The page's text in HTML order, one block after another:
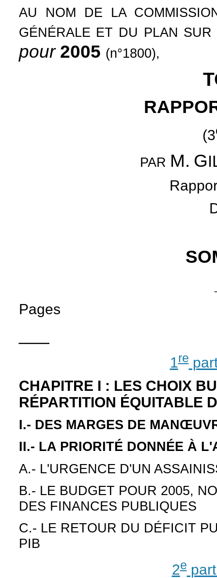
AU NOM DE LA
GÉNÉRALE ET DU PLAN SUR
pour2005 (n°1800),
(3
PAR M. G
Pages
1re
CHAPITRE I : LES CHOIX
RÉPARTITION ÉQUITABLE
I.- DES MARGES DE MAN
II.- LA PRIORITÉ DONNÉE À
A.- L'URGENCE D'UN
B.- LE BUDGET POUR 2005,
DES FINANCES PUBLIQUES
C.- LE RETOUR DU DÉFICIT
PIB
2e